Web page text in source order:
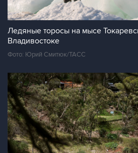
Ледяные торосы на мысе
Владивостоке
Фото: Юрий Смитюк/ТАСС